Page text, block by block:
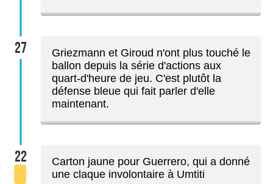
27
Griezmann et Giroud n'ont plus touché le
ballon depuis la série d'actions aux
quart-d'heure de jeu. C'est plutôt la
défense bleue qui fait parler d'elle
maintenant.
22
Carton jaune pour Guerrero, qui a donné
une claque involontaire à Umtiti